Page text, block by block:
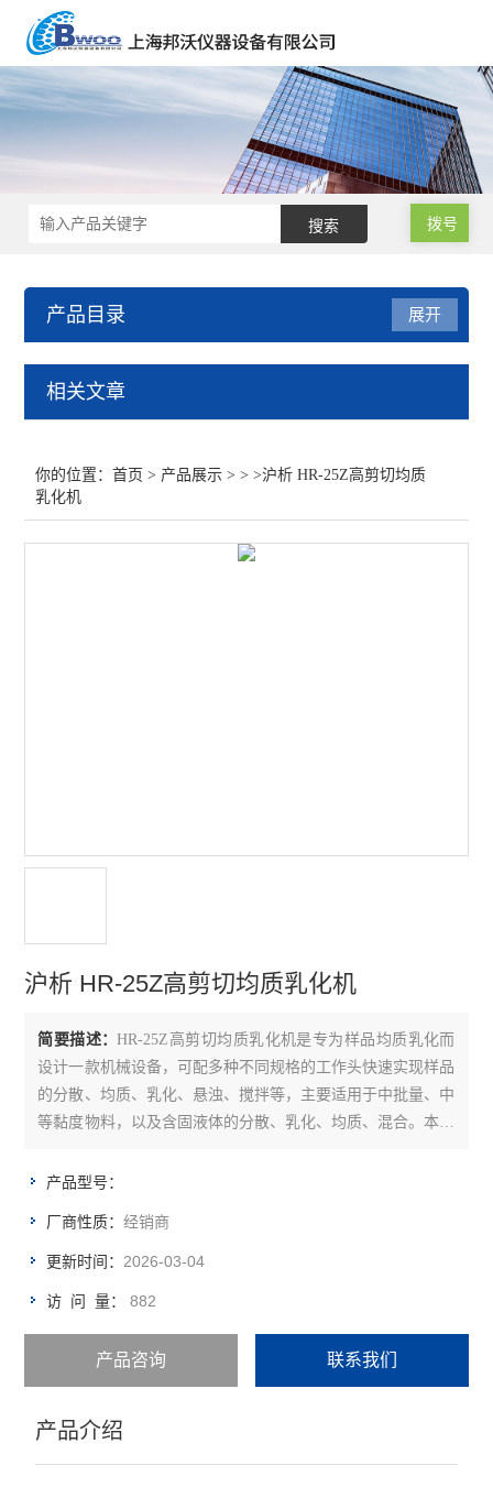
拨号
产品目录
声级计/噪音计/振动测试仪
积分声级计
多功能声级计
多通道噪声测量系统
水质多参数测定仪
消解器
比色计
展开
相关文章
你的位置：首页 > 产品展示 > > >沪析 HR-25Z高剪切均质
乳化机
沪析 HR-25Z高剪切均质乳化机
简要描述：HR-25Z高剪切均质乳化机是专为样品均质乳化而
设计一款机械设备，可配多种不同规格的工作头快速实现样品
的分散、均质、乳化、悬浊、搅拌等，主要适用于中批量、中
等黏度物料，以及含固液体的分散、乳化、均质、混合。本产
作。
产品型号：
厂商性质：经销商
更新时间：2026-03-04
访 问 量：882
产品咨询 联系我们
产品介绍